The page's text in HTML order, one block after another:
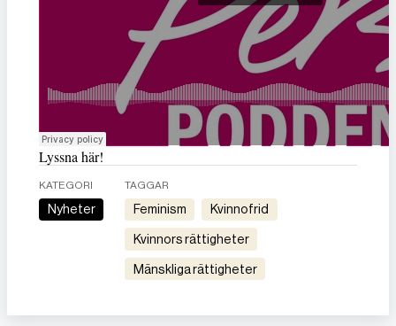
Lyssna här!
KATEGORI
Nyheter
TAGGAR
feminism kvinnofrid
kvinnors rättigheter
mänskliga rättigheter